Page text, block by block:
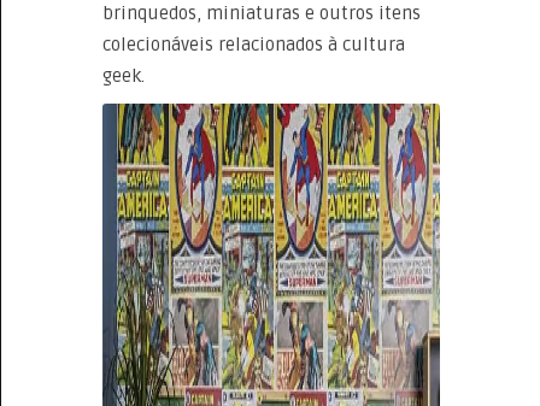
brinquedos, miniaturas e outros itens
colecionáveis relacionados à cultura
geek.